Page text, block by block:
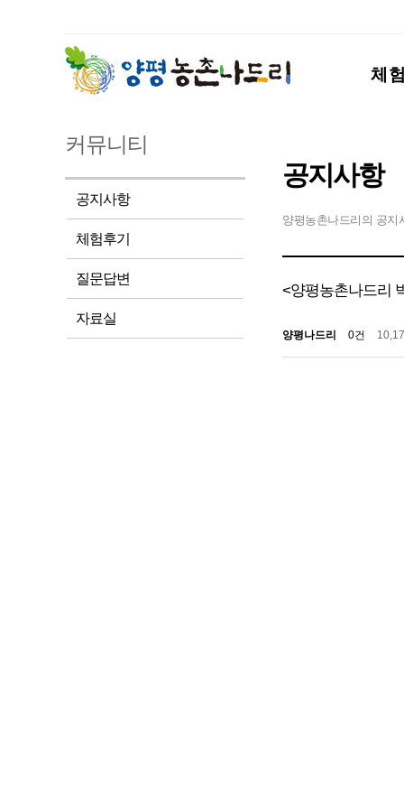
체
커뮤니티
공지사항
체험후기
질문답변
자료실
공지사항
양평농촌나드리의 공지
<양평농촌나드리
양평나드리 0건